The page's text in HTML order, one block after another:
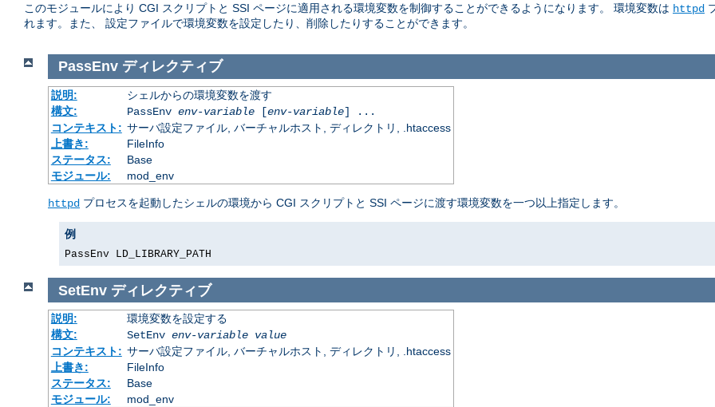
このモジュールにより CGI スクリプトと SSI ページに適用される環境変数を制御することができるようになります。 環境変数は httpd
れます。また、 設定ファイルで環境変数を設定したり、削除したりすることができます。
PassEnv ディレクティブ
説明:
シェルからの環境変数を渡す
構文:
PassEnv env-variable[env-variable] ...
コンテキスト: サーバ設定ファイル, バーチャルホスト, ディレクトリ, .htaccess
上書き:
FileInfo
ステータス:
Base
モジュール:
mod_env
httpd プロセスを起動したシェルの環境から CGI スクリプトと SSI ページに渡す環境変数を一つ以上指定します。
例
PassEnv LD_LIBRARY_PATH
SetEnv ディレクティブ
説明:
環境変数を設定する
構文:
SetEnv env-variable value
コンテキスト: サーバ設定ファイル, バーチャルホスト, ディレクトリ, .htaccess
上書き:
FileInfo
ステータス:
Base
モジュール:
mod_env